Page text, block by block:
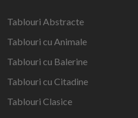
Tablouri Abstracte
Tablouri cu Animale
Tablouri cu Balerine
Tablouri cu Citadine
Tablouri Clasice